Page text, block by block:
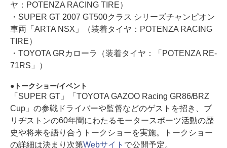
ヤ：POTENZA RACING TIRE）
・SUPER GT 2007 GT500クラス シリーズチャンピオン
車両「ARTA NSX」（装着タイヤ：POTENZA RACING
TIRE）
・TOYOTA GRカローラ（装着タイヤ：「POTENZA RE-
71RS」）
トークショー/イベント
「SUPER GT」「TOYOTA GAZOO Racing GR86/BRZ
Cup」の参戦ドライバーや監督などのゲストを招き、ブ
リヂストンの60年間にわたるモータースポーツ活動の歴
史や将来を語り合うトークショーを実施。トークショー
の詳細は決まり次第Webサイト で公開予定。